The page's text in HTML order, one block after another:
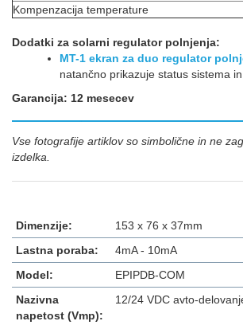
Kompenzacija temperature
Dodatki za solarni regulator polnjenja:
MT-1 ekran za duo regulator
natančno prikazuje status sistema
Garancija: 12 mesecev
Vse fotografije artiklov so simbolične in ne
izdelka.
Dimenzije:
153 x 76 x 37mm
Lastna poraba:
4mA - 10mA
Model:
EPIPDB-COM
Nazivna
napetost (Vmp):
12/24 VDC avto-